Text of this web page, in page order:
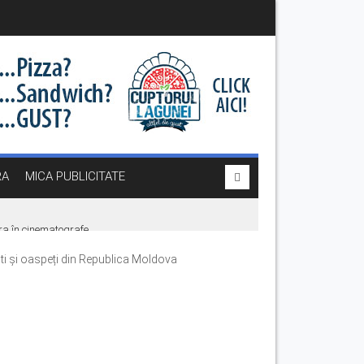
MICA PUBLICITATE
în cinematografe
și oaspeți din Republica Moldova